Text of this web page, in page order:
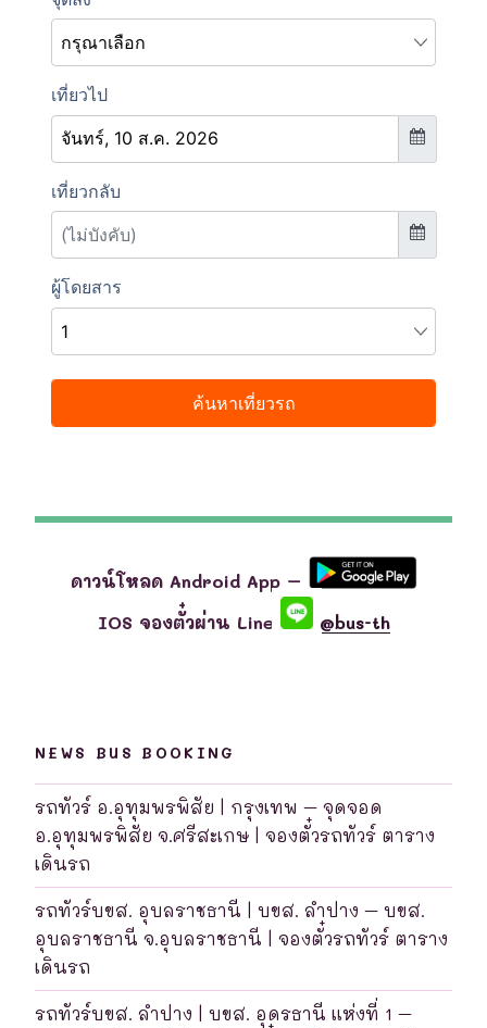
ดาวน์โหลด Android App –
IOS จองตั๋วผ่าน Line
@bus-th
NEWS BUS BOOKING
รถทัวร์ อ.อุทุมพรพิสัย | กรุงเทพ – จุดจอด
อ.อุทุมพรพิสัย จ.ศรีสะเกษ | จองตั๋วรถทัวร์ ตาราง
เดินรถ
รถทัวร์บขส. อุบลราชธานี | บขส. ลำปาง – บขส.
อุบลราชธานี จ.อุบลราชธานี | จองตั๋วรถทัวร์ ตาราง
เดินรถ
รถทัวร์บขส. ลำปาง | บขส. อุดรธานี แห่งที่ 1 –